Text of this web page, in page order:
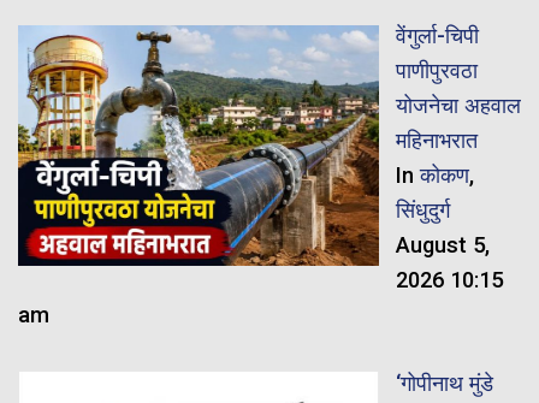
वेंगुर्ला-चिपी
पाणीपुरवठा
योजनेचा अहवाल
महिनाभरात
Inकोकण,
सिंधुदुर्ग
August 5,
2026 10:15
am
‘गोपीनाथ मुंडे